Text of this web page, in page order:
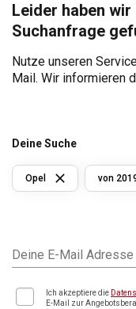
Leider haben
Suchanfrage
Nutze unseren
Mail. Wir informieren
Deine Suche
Opel von
Deine E-Mail Adresse
Ich akzeptiere die
E-Mail zur